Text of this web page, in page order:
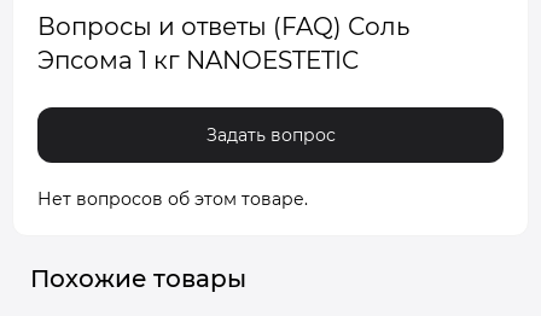
Вопросы и ответы (FAQ) Соль
Эпсома 1 кг NANOESTETIC
Задать вопрос
Нет вопросов об этом товаре.
Похожие товары